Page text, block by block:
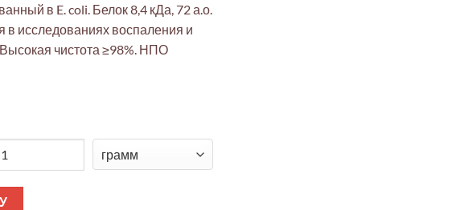
в E. coli. Белок 8,4 кДа, 72 а.о.
в исследованиях воспаления и
чистота ≥98%. НПО